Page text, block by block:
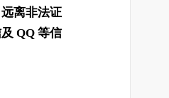
离非法证
QQ 等信